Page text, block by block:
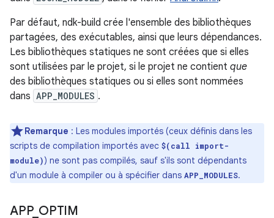
Par défaut, ndk-build crée l'ensemble des bibliothèques
partagées, des exécutables, ainsi que leurs dépendances.
Les bibliothèques statiques ne sont créées que si elles
sont utilisées par le projet, si le projet ne contient que
des bibliothèques statiques ou si elles sont nommées
dans APP_MODULES .
Remarque : Les modules importés (ceux définis dans les
scripts de compilation importés avec $(call import-
module)) ne sont pas compilés, sauf s'ils sont dépendants
d'un module à compiler ou à spécifier dans APP_MODULES.
APP_ OPTIM